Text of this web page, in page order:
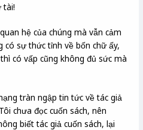
tài!
hệ của chúng mà vẫn cảm
sự thức tỉnh về bốn chữ ấy,
có vấp cũng không đủ sức mà
tràn ngập tin tức về tác giả
chưa đọc cuốn sách, nên
biết tác giả cuốn sách, lại